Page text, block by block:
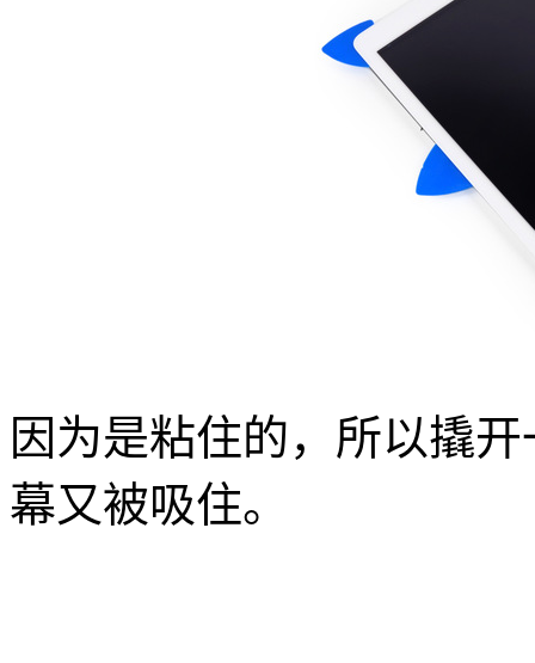
因为是粘住的，所以撬
幕又被吸住。